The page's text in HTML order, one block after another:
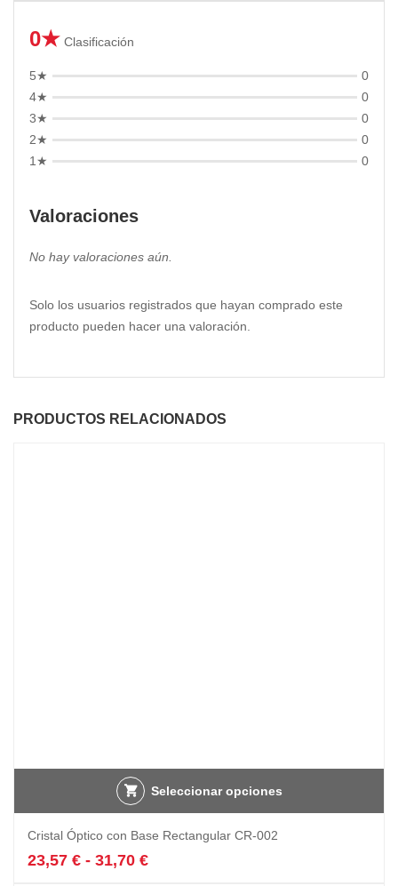
0★ Clasificación
5★
0
4★
0
3★
0
2★
0
1★
0
Valoraciones
No hay valoraciones aún.
Solo los usuarios registrados que hayan comprado este
producto pueden hacer una valoración.
PRODUCTOS RELACIONADOS
Seleccionar opciones
producto
tiene
Cristal Óptico con Base Rectangular CR-002
23,57 € - 31,70 €Rango